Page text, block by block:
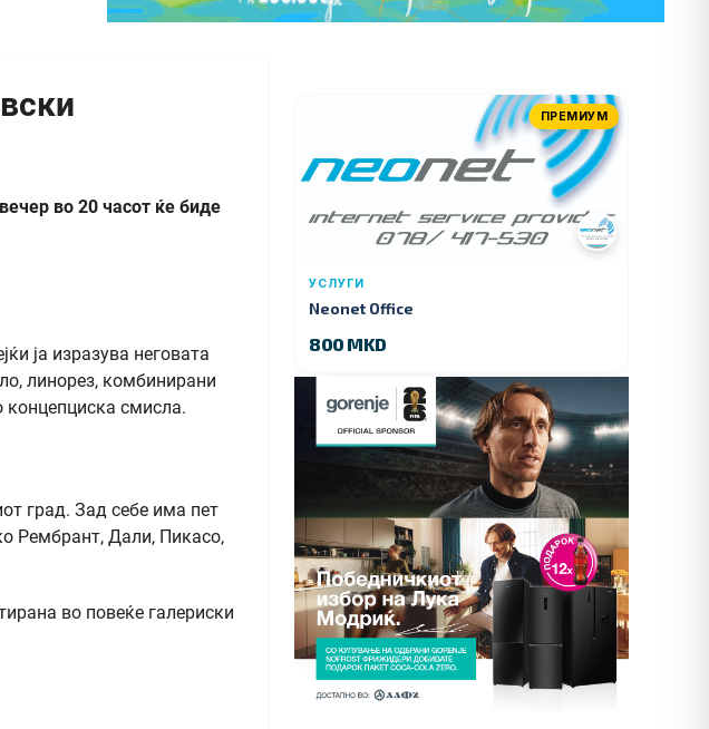
во 20 часот ќе биде
ја изразува неговата
линорез, комбинирани
концепциска смисла.
град. Зад себе има пет
Рембрант, Дали, Пикасо,
во повеќе галериски
ПРЕМИУМ
УСЛУГИ
Neonet Office
800 MKD